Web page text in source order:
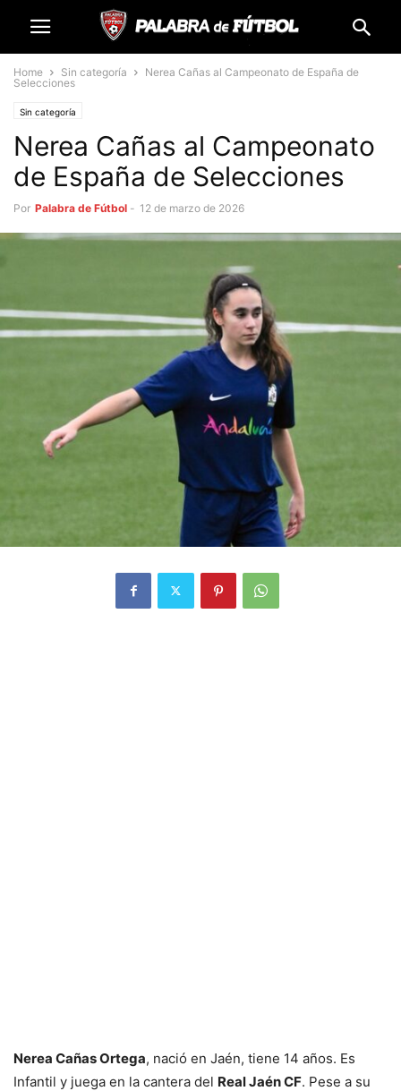
Home Sin categoría
Nerea Cañas al Campeonato de España de
Selecciones
Sin categoría
Nerea Cañas al Campeonato
de España de Selecciones
Por Palabra de Fútbol - 12 de marzo de 2026
Nerea Cañas Ortega, nació en Jaén, tiene 14 años. Es
Infantil y juega en la cantera del Real Jaén CF. Pese a su